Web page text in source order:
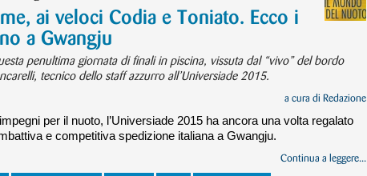
ai veloci Codia e Toniato. Ecco i
a Gwangju
penultima giornata di finali in piscina, vissuta dal “vivo” del bordo
tecnico dello staff azzurro all’Universiade 2015.
a cura di Redazione
per il nuoto, l’Universiade 2015 ha ancora una volta regalato
e competitiva spedizione italiana a Gwangju.
Continua a leggere...